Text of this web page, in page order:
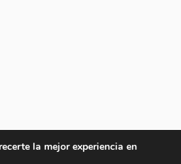
la mejor experiencia en